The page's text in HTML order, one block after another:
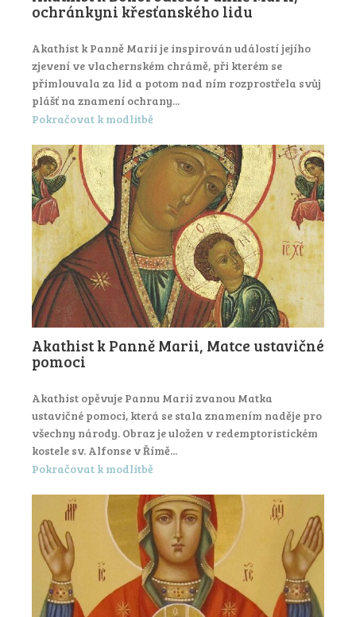
ochránkyni křesťanského lidu
Akathist k Panně Marii je inspirován událostí jejího
zjevení ve vlachernském chrámě, při kterém se
přimlouvala za lid a potom nad ním rozprostřela svůj
plášť na znamení ochrany...
Pokračovat k modlitbě
Akathist k Panně Marii, Matce ustavičné
pomoci
Akathist opěvuje Pannu Marii zvanou Matka
ustavičné pomoci, která se stala znamením naděje pro
všechny národy. Obraz je uložen v redemptoristickém
kostele sv. Alfonse v Římě...
Pokračovat k modlitbě